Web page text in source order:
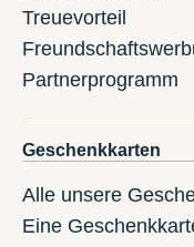
Treuevorteil
Partnerprogramm
Geschenkkarten
Alle unsere
Eine